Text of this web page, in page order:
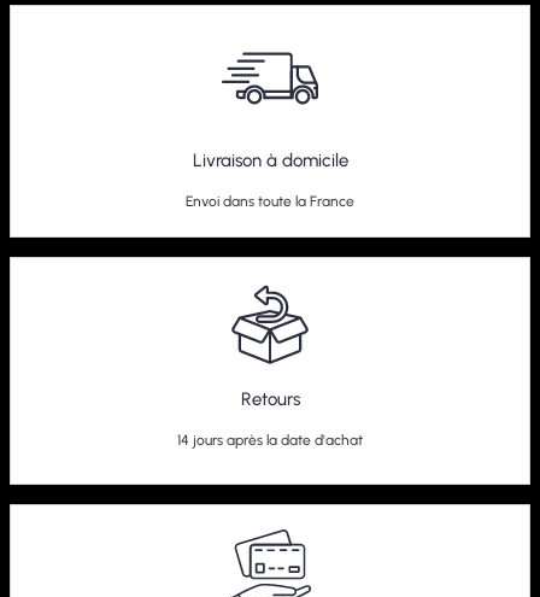
Livraison à domicile
Envoi dans toute la France
Retours
14 jours après la date d'achat